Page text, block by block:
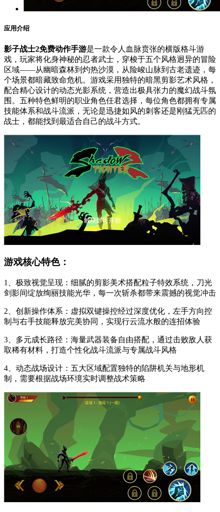
应用介绍
影子战士2免费动作手游是一款令人血脉贲张的横版格斗游
戏，玩家将化身神秘的忍者武士，穿梭于五个风格迥异的冒险
区域——从幽暗森林到灼热沙漠，从险峻山脉到古老遗迹，每
个场景都暗藏致命危机。游戏采用独特的暗黑剪影艺术风格，
配合精心设计的动态光影系统，营造出极具张力的魔幻战斗氛
围。五种特色鲜明的职业角色任君选择，每位角色都拥有专属
技能体系和战斗流派，无论是迅捷如风的刺客还是刚猛无匹的
战士，都能找到最适合自己的战斗方式。
游戏核心特色：
1、极致视觉呈现：细腻的剪影美术搭配粒子特效系统，刀光
剑影间绽放绚丽技能光华，每一次斩杀都带来震撼的视觉冲击
2、创新操作体系：虚拟双键操控经过深度优化，左手方向控
制与右手技能释放完美协同，实现行云流水般的连招体验
3、多元成长路径：海量武器装备自由搭配，通过击败敌人获
取稀有材料，打造个性化战斗流派与专属战斗风格
4、动态战场设计：五大区域配置独特的陷阱机关与地形机
制，需要根据战场环境实时调整战术策略